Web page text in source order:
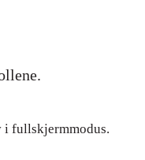
i fullskjermmodus.